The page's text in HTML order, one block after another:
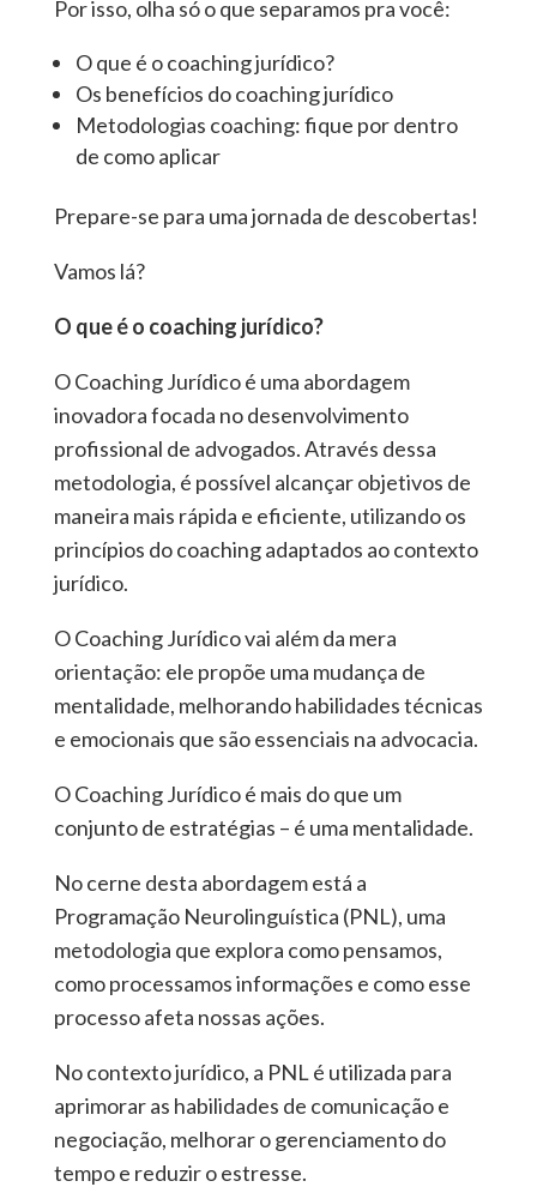
Por isso, olha só o que separamos pra você:
O que é o coaching jurídico?
Os benefícios do coaching jurídico
Metodologias coaching: fique por dentro
de como aplicar
Prepare-se para uma jornada de descobertas!
Vamos lá?
O que é o coaching jurídico?
O Coaching Jurídico é uma abordagem
inovadora focada no desenvolvimento
profissional de advogados. Através dessa
metodologia, é possível alcançar objetivos de
maneira mais rápida e eficiente, utilizando os
princípios do coaching adaptados ao contexto
jurídico.
O Coaching Jurídico vai além da mera
orientação: ele propõe uma mudança de
mentalidade, melhorando habilidades técnicas
e emocionais que são essenciais na advocacia.
O Coaching Jurídico é mais do que um
conjunto de estratégias – é uma mentalidade.
No cerne desta abordagem está a
Programação Neurolinguística (PNL), uma
metodologia que explora como pensamos,
como processamos informações e como esse
processo afeta nossas ações.
No contexto jurídico, a PNL é utilizada para
aprimorar as habilidades de comunicação e
negociação, melhorar o gerenciamento do
tempo e reduzir o estresse.